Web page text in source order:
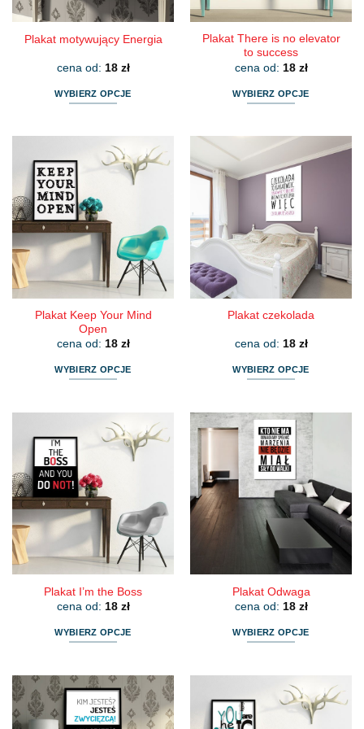
produktu produktu
Plakat motywujący Energia
cena od: 18 zł
WYBIERZ OPCJE
wiele
wariantów.
Opcje
można
wybrać
na
stronie
produktu
Plakat There is no elevator
to success
cena od: 18 zł
WYBIERZ OPCJE
wiele
wariantów.
Opcje
można
wybrać
na
stronie
produktu
Plakat Keep Your Mind
Open
cena od: 18 zł
WYBIERZ OPCJE
wiele
wariantów.
Opcje
można
wybrać
na
stronie
produktu
Plakat czekolada
cena od: 18 zł
WYBIERZ OPCJE
ma
wiele
wariantów.
Opcje
można
wybrać
na
stronie
Plakat I’m the Boss
cena od: 18 zł
WYBIERZ OPCJE
ma
wiele
wariantów.
Plakat Odwaga
cena od: 18 zł
WYBIERZ OPCJE
wiele
wariantów.